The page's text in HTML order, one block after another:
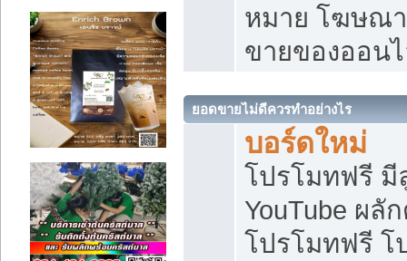
หมาย โฆษณ
ขายของออน
ยอดขายไม่ดีควรทำอย่างไร
บอร์ดใหม่
โปรโมทฟรี มี
YouTube ผลั
โปรโมทฟรี โ